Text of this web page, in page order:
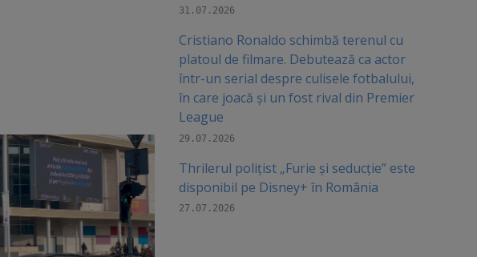
31.07.2026
Cristiano Ronaldo schimbă terenul cu
platoul de filmare. Debutează ca actor
într-un serial despre culisele fotbalului,
în care joacă şi un fost rival din Premier
League
29.07.2026
Thrilerul polițist „Furie și seducție” este
disponibil pe Disney+ în România
27.07.2026